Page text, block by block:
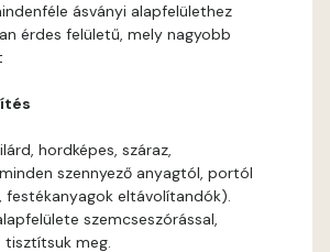
Blood-orange E
Bone D
ásványi alapfelülethez
érdes felületű, mely nagyobb
hordképes, száraz,
szennyező anyagtól, portól
festékanyagok eltávolítandók).
szemcseszórással,
tisztítsuk meg.